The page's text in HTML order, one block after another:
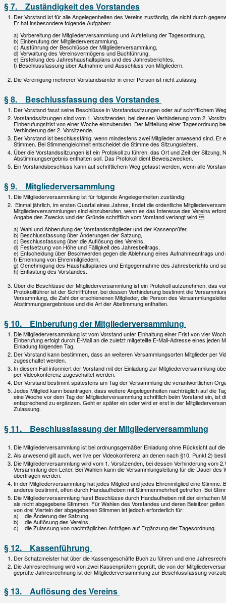
§ 7. Zuständigkeit des Vorstandes
Der Vorstand ist für alle Angelegenheiten des Vereins zuständig, die nicht durch
Er hat insbesondere folgende Aufgaben:
a) Vorbereitung der Mitgliederversammlung und Aufstellung der Tagesordnung,
b) Einberufung der Mitgliederversammlung,
c) Ausführung der Beschlüsse der Mitgliederversammlung,
d) Verwaltung des Vereinsvermögens und Buchführung,
e) Erstellung des Jahreshaushaltsplans und des Jahresberichtes,
f) Beschlussfassung über Aufnahme und Ausschluss von Mitgliedern.
Die Vereinigung mehrerer Vorstandsämter in einer Person ist nicht zulässig.
§ 8. Beschlussfassung des Vorstandes
Der Vorstand fasst seine Beschlüsse in Vorstandssitzungen oder auf schriftlichem
Vorstandssitzungen sind vom 1. Vorsitzenden, bei dessen Verhinderung vom 2.
Einberufungsfrist von einer Woche einzuberufen. Der Mitteilung einer Tagesordnung
Verhinderung der 2. Vorsitzende.
Der Vorstand ist beschlussfähig, wenn mindestens zwei Mitglieder anwesend sind. Er
Stimmen. Bei Stimmengleichheit entscheidet die Stimme des Sitzungsleiters.
Über die Vorstandssitzungen ist ein Protokoll zu führen, das Ort und Zeit der Sitzung,
Abstimmungsergebnis enthalten soll. Das Protokoll dient Beweiszwecken.
Ein Vorstandsbeschluss kann auf schriftlichem Weg gefasst werden, wenn alle
§ 9. Mitgliederversammlung
Die Mitgliederversammlung ist für folgende Angelegenheiten zuständig:
Einmal jährlich, im ersten Quartal eines Jahres, findet die ordentliche
Mitgliederversammlungen sind einzuberufen, wenn es das Interesse des Vereins
Angabe des Zwecks und der Gründe schriftlich vom Vorstand verlangt wird.
a) Wahl und Abberufung der Vorstandsmitglieder und der Kassenprüfer,
b) Beschlussfassung über Änderungen der Satzung,
c) Beschlussfassung über die Auflösung des Vereins,
d) Festsetzung von Höhe und Fälligkeit des Jahresbeitrags,
e) Entscheidung über Beschwerden gegen die Ablehnung eines Aufnahmeantrags
f) Ernennung von Ehrenmitgliedern,
g) Genehmigung des Haushaltsplanes und Entgegennahme des Jahresberichts und
h) Entlastung des Vorstandes.
Über die Beschlüsse der Mitgliederversammlung ist ein Protokoll aufzunehmen, das
Protokollführer ist der Schriftführer, bei dessen Verhinderung bestimmt die
Versammlung, die Zahl der erschienenen Mitglieder, die Person des
Abstimmungsergebnisse und die Art der Abstimmung enthalten.
§ 10. Einberufung der Mitgliederversammlung
Die Mitgliederversammlung ist vom Vorstand unter Einhaltung einer Frist von vier
Einberufung erfolgt durch E-Mail an die zuletzt mitgeteilte E-Mail-Adresse eines jeden
Einladung folgenden Tag.
Der Vorstand kann bestimmen, dass an weiteren Versammlungsorten Mitglieder per
zugeschaltet werden.
In diesem Fall informiert der Vorstand mit der Einladung zur Mitgliederversammlung
per Videokonferenz zugeschaltet werden.
Der Vorstand bestimmt spätestens am Tag der Versammlung die verantwortlichen
Jedes Mitglied kann beantragen, dass weitere Angelegenheiten nachträglich auf die
eine Woche vor dem Tag der Mitgliederversammlung schriftlich beim Vorstand ein, ist
entsprechend zu ergänzen. Geht er später ein oder wird er erst in der
Zulassung.
§ 11. Beschlussfassung der Mitgliederversammlung
Die Mitgliederversammlung ist bei ordnungsgemäßer Einladung ohne Rücksicht auf
Als anwesend gilt auch, wer live per Videokonferenz an denen nach §10, Punkt 2)
Die Mitgliederversammlung wird vom 1. Vorsitzenden, bei dessen Verhinderung vom
Versammlung den Leiter. Bei Wahlen kann die Versammlungsleitung für die Dauer
übertragen werden.
In der Mitgliederversammlung hat jedes Mitglied und jedes Ehrenmitglied eine
anderes bestimmt, offen durch Handaufheben mit Stimmenmehrheit getroffen. Bei
Die Mitgliederversammlung fasst Beschlüsse durch Handaufheben mit der einfachen
als nicht abgegebene Stimmen. Für Wahlen des Vorstandes und deren Beisitzer
von drei Vierteln der abgegebenen Stimmen ist jedoch erforderlich für:
a) die Änderung der Satzung,
b) die Auflösung des Vereins,
c) die Zulassung von nachträglichen Anträgen auf Ergänzung der Tagesordnung.
§ 12. Kassenführung
Der Schatzmeister hat über die Kassengeschäfte Buch zu führen und eine
Die Jahresrechnung wird von zwei Kassenprüfern geprüft, die von der
geprüfte Jahresrechnung ist der Mitgliederversammlung zur Beschlussfassung
§ 13. Auflösung des Vereins